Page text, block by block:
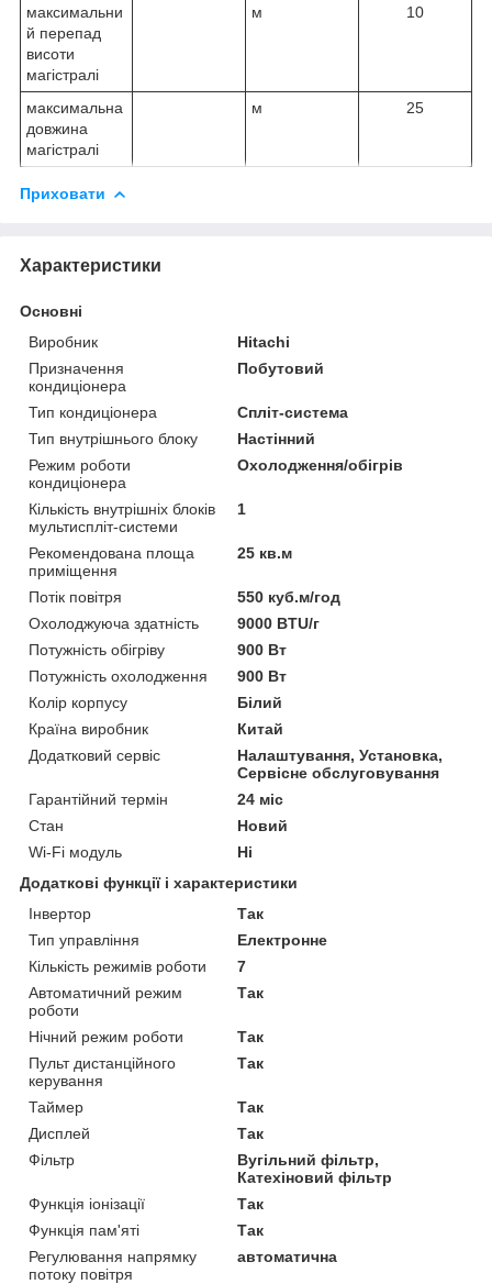
максимальни
й перепад
висоти
магістралі
м 10
максимальна
довжина
магістралі
м 25
Приховати
Характеристики
Основні
Виробник
Hitachi
Призначення
кондиціонера
Побутовий
Тип кондиціонера
Спліт-система
Тип внутрішнього блоку
Настінний
Режим роботи
кондиціонера
Охолодження/обігрів
Кількість внутрішніх блоків
мультиспліт-системи
1
Рекомендована площа
приміщення
25 кв.м
Потік повітря
550 куб.м/год
Охолоджуюча здатність
9000 BTU/г
Потужність обігріву
900 Вт
Потужність охолодження
900 Вт
Колір корпусу
Білий
Країна виробник
Китай
Додатковий сервіс
Налаштування, Установка,
Сервісне обслуговування
Гарантійний термін
24 міс
Стан
Новий
Wi-Fi модуль
Ні
Додаткові функції і характеристики
Інвертор
Так
Тип управління
Електронне
Кількість режимів роботи
7
Автоматичний режим
роботи
Так
Нічний режим роботи
Так
Пульт дистанційного
керування
Так
Таймер
Так
Дисплей
Так
Фільтр
Вугільний фільтр,
Катехіновий фільтр
Функція іонізації
Так
Функція пам'яті
Так
Регулювання напрямку
потоку повітря
автоматична